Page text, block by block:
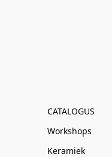
CATALOGUS
Workshops
Keramiek